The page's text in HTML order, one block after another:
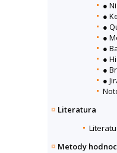
●
●
●
●
●
●
●
●
Literatura
Metody